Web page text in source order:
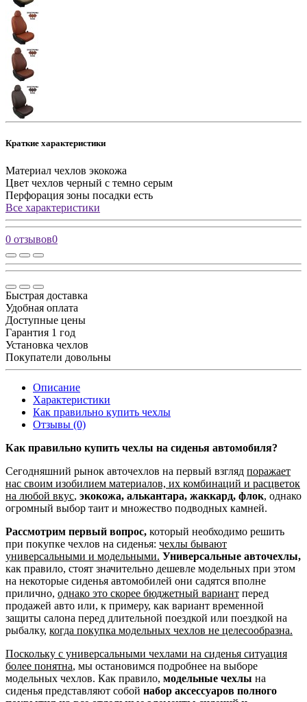
Краткие характеристики
Материал чехлов экокожа
Цвет чехлов черный с темно серым
Перфорация зоны посадки есть
Все характеристики
0 отзывов0
Быстрая доставка
Удобная оплата
Доступные цены
Гарантия 1 год
Установка чехлов
Покупатели довольны
Описание
Характеристики
Как правильно купить чехлы
Отзывы (0)
Как правильно купить чехлы на сиденья автомобиля?
Сегодняшний рынок авточехлов на первый взгляд поражает
нас своим изобилием материалов, их комбинаций и расцветок
на любой вкус, экокожа, алькантара, жаккард, флок, однако
огромный выбор таит и множество подводных камней.
Рассмотрим первый вопрос, который необходимо решить
при покупке чехлов на сиденья: чехлы бывают
универсальными и модельными. Универсальные авточехлы,
как правило, стоят значительно дешевле модельных при этом
на некоторые сиденья автомобилей они садятся вполне
прилично, однако это скорее бюджетный вариант перед
продажей авто или, к примеру, как вариант временной
защиты салона перед длительной поездкой или поездкой на
рыбалку, когда покупка модельных чехлов не целесообразна.
Поскольку с универсальными чехлами на сиденья ситуация
более понятна, мы остановимся подробнее на выборе
модельных чехлов. Как правило, модельные чехлы на
сиденья представляют собой набор аксессуаров полного